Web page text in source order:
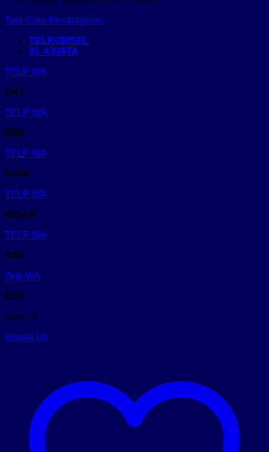
Tata Cara Pembayaran
TELKOMSEL
XL AXIATA
TELP WA
ENY
TELP WA
RINI
TELP WA
HANI
TELP WA
INDAH
TELP WA
RINI
Telp WA
ENY
Stok 10
Inquire Us